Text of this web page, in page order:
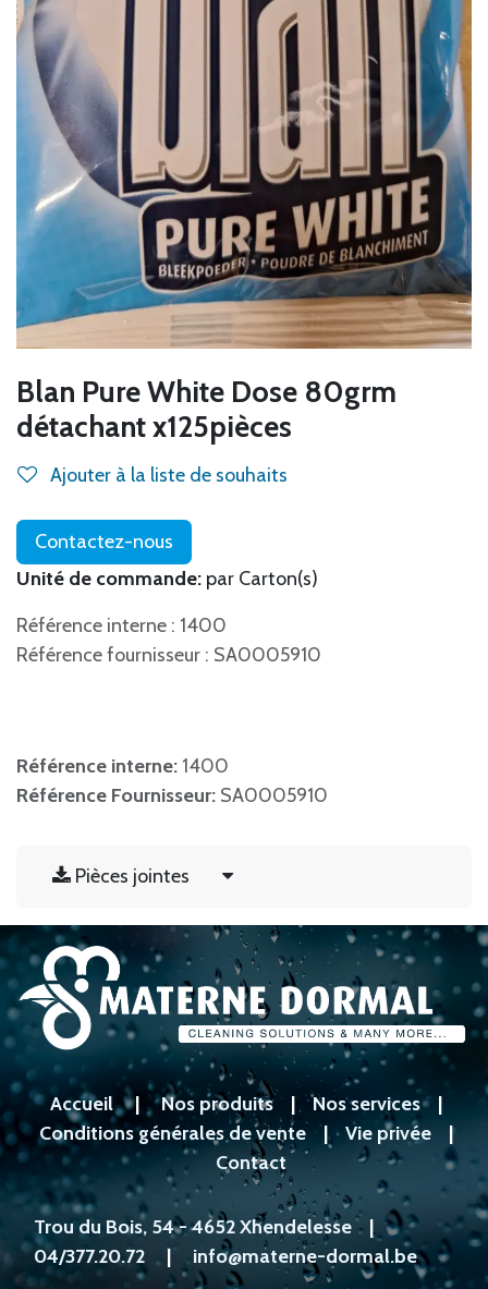
Blan Pure White Dose 80grm
détachant x125pièces
Ajouter à la liste de souhaits
Contactez-nous
Unité de commande: par Carton(s)
Référence interne : 1400
Référence fournisseur : SA0005910
Référence interne: 1400
Référence Fournisseur: SA0005910
Pièces jointes
Accueil|Nos produits|Nos services|
Conditions générales de vente | Vie privée |
Contact
Trou du Bois, 54 - 4652 Xhendelesse|
04/377.20.72 |info@materne-dormal.be